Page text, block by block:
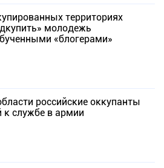
территориях
молодежь
«блогерами»
российские оккупанты
к службе в армии